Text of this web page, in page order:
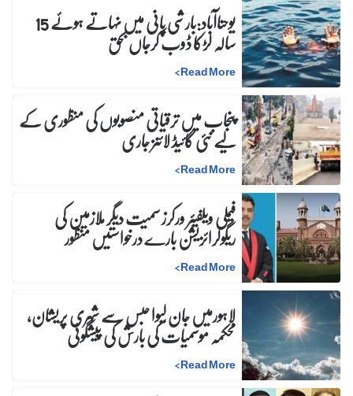
یوحناآباد:بارشی پانی میں نہاتے ہوئے 15 سالہ لڑکا ڈوب کرجاں بحق
Read More
>
پنجاب میں ترقیاتی منصوبوں کی منظوری کے
لیے نئی گائیڈ لائنز جاری
Read More
>
فیملی ویلفیئر ورکرز سمیت دیگر ملازمین کی
ریگولرائزیشن بارے درخواستیں منظور
Read More
>
لاہورمیں جان لیوا حبس سے شہری پریشان،
محکمہ موسمیات کی بارش کی پیشگوئی
Read More
>